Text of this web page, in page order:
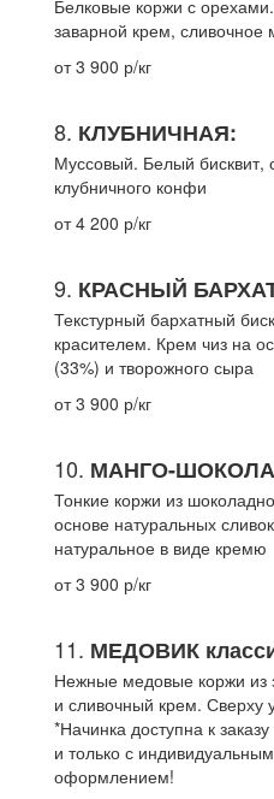
Белковые коржи с
заварной крем, сливочное
от 3 900 р/кг
8. КЛУБНИЧНАЯ:
Муссовый. Белый бисквит,
клубничного конфи
от 4 200 р/кг
9. КРАСНЫЙ
Текстурный бархатный
красителем. Крем чиз на
(33%) и творожного сыра
от 3 900 р/кг
10. МАНГО-
Тонкие коржи из
основе натуральных
натуральное в виде кремю
от 3 900 р/кг
11. МЕДОВИК
Нежные медовые коржи из
и сливочный крем. Сверху
*Начинка доступна к
и только с
оформлением!